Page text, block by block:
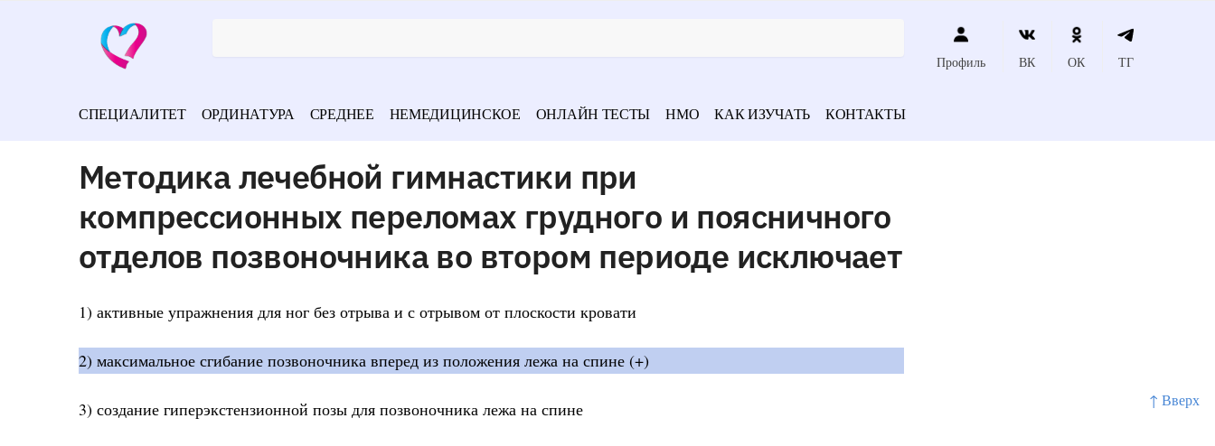
↑ Вверх
Профиль ВК ОК ТГ
СПЕЦИАЛИТЕТ ОРДИНАТУРА СРЕДНЕЕ НЕМЕДИЦИНСКОЕ ОНЛАЙН ТЕСТЫ НМО КАК ИЗУЧАТЬ КОНТАКТЫ
Методика лечебной гимнастики при
компрессионных переломах грудного и поясничного
отделов позвоночника во втором периоде исключает
1) активные упражнения для ног без отрыва и с отрывом от плоскости кровати
2) максимальное сгибание позвоночника вперед из положения лежа на спине (+)
3) создание гиперэкстензионной позы для позвоночника лежа на спине